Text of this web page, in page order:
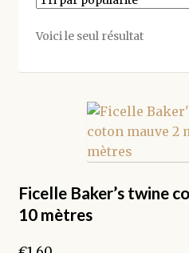
Voici le seul résultat
Ficelle Baker’s twine
10 mètres